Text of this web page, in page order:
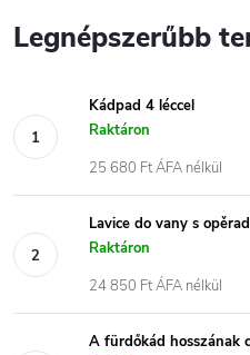
Legnépszerűbb
Kádpad 4 léccel
Raktáron
25 680 Ft ÁFA nélkül
Lavice do vany s
Raktáron
24 850 Ft ÁFA nélkül
A fürdőkád hosszának